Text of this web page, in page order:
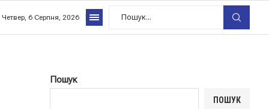
Четвер, 6 Серпня, 2026
Пошук
ПОШУК